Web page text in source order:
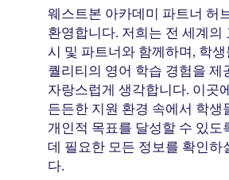
웨스트본 아카데미 파트너 허
환영합니다. 저희는 전 세계의
시 및 파트너와 함께하며, 학
퀄리티의 영어 학습 경험을 제
자랑스럽게 생각합니다. 이곳
든든한 지원 환경 속에서 학생
개인적 목표를 달성할 수 있도
데 필요한 모든 정보를 확인하
다.